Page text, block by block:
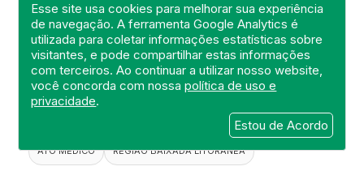
Esse site usa cookies para melhorar sua experiência
de navegação. A ferramenta Google Analytics é
utilizada para coletar informações estatísticas sobre
visitantes, e pode compartilhar estas informações
com terceiros. Ao continuar a utilizar nosso website,
você concorda com nossapolítica de uso e
privacidade.
Estou de Acordo
Visita ao Memorial Oaf Araruama
LTDA
DEFIS
24 de Outubro de 2024
ATO MÉDICO
REGIÃO BAIXADA LITORANEA